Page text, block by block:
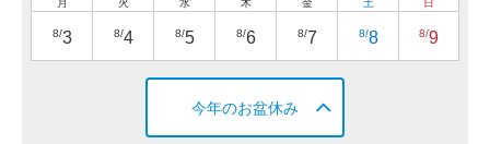
8/3 8/4 8/5 8/6 8/7 8/8 8/9
今年のお盆休み